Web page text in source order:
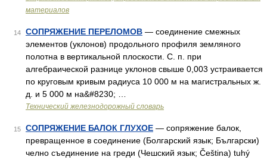
материалов
14 СОПРЯЖЕНИЕ ПЕРЕЛОМОВ — соединение смежных
элементов (уклонов) продольного профиля земляного
полотна в вертикальной плоскости. С. п. при
алгебраической разнице уклонов свыше 0,003 устраивается
по круговым кривым радиуса 10 000 м на магистральных ж.
д. и 5 000 м на&#8230; …
Технический железнодорожный словарь
15 СОПРЯЖЕНИЕ БАЛОК ГЛУХОЕ — сопряжение балок,
превращенное в соединение (Болгарский язык; Български)
челно съединение на греди (Чешский язык; Čeština) tuhý